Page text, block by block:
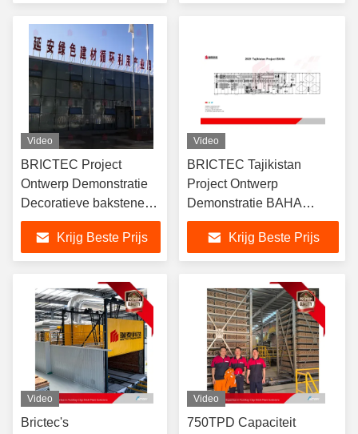
Video
BRICTEC Project
Ontwerp Demonstratie
Decoratieve bakstenen
Project in Yan'An
Krijg Beste Prijs
Video
BRICTEC Tajikistan
Project Ontwerp
Demonstratie BAHA
Project In 2021
ondernomenKrijg Beste Prijs
Video
Brictec's
Video
750TPD Capaciteit